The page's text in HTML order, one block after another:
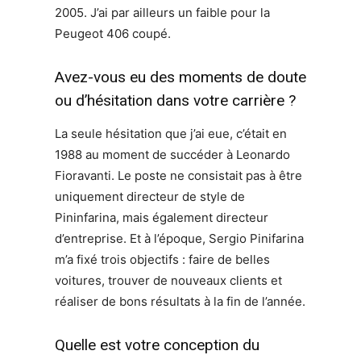
2005. J’ai par ailleurs un faible pour la
Peugeot 406 coupé.
Avez-vous eu des moments de doute
ou d’hésitation dans votre carrière ?
La seule hésitation que j’ai eue, c’était en
1988 au moment de succéder à Leonardo
Fioravanti. Le poste ne consistait pas à être
uniquement directeur de style de
Pininfarina, mais également directeur
d’entreprise. Et à l’époque, Sergio Pinifarina
m’a fixé trois objectifs : faire de belles
voitures, trouver de nouveaux clients et
réaliser de bons résultats à la fin de l’année.
Quelle est votre conception du